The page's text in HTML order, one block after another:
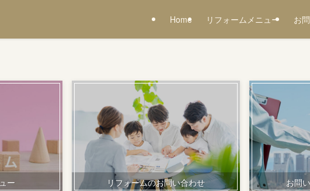
Home リフォームメニュー お
ー リフォームのお問い合わせ お問